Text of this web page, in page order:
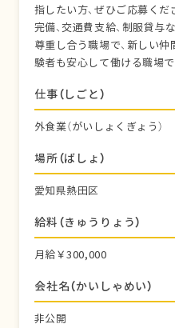
指したい方、ぜひご応募くだ
完備、交通費支給、制服貸与
尊重し合う職場で、新しい
験者も安心して働ける職場で
仕事（しごと）
外食業（がいしょくぎょう）
場所（ばしょ）
愛知県熱田区
給料（きゅうりょう）
月給￥300,000
会社名（かいしゃめい）
非公開